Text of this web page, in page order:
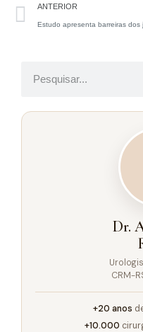
ANTERIOR
Dr.
CRM-
+20 anos
+10.000